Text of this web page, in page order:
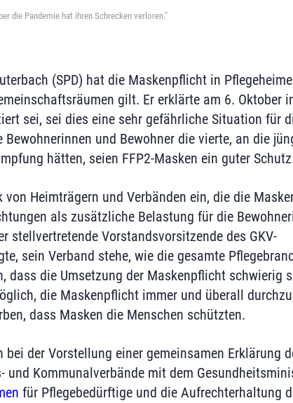
die Pandemie hat ihren Schrecken verloren."
(SPD) hat die Maskenpflicht in
gilt. Er erklärte am 6. Oktober
sei, sei dies eine sehr gefährliche Situation für
und Bewohner die vierte, an die
hätten, seien FFP2-Masken ein guter
Heimträgern und Verbänden ein, die die
als zusätzliche Belastung für die
stellvertretende Vorstandsvorsitzende des GKV-
sein Verband stehe, wie die gesamte
dass die Umsetzung der Maskenpflicht schwierig
die Maskenpflicht immer und überall
dass Masken die Menschen schützten.
der Vorstellung einer gemeinsamen Erklärung
und Kommunalverbände mit dem
für Pflegebedürftige und die Aufrechterhaltung